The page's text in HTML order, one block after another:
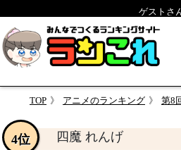
ゲストさ
TOP アニメのランキング 第8回 境
四魔 れんげ
4位